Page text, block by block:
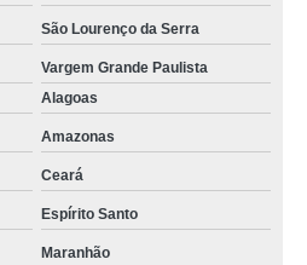
São Lourenço da Serra
Vargem Grande Paulista
Alagoas
Amazonas
Ceará
Espírito Santo
Maranhão